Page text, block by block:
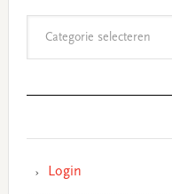
Login